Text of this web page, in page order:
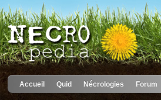
Accueil Quid Nécrologies Forum